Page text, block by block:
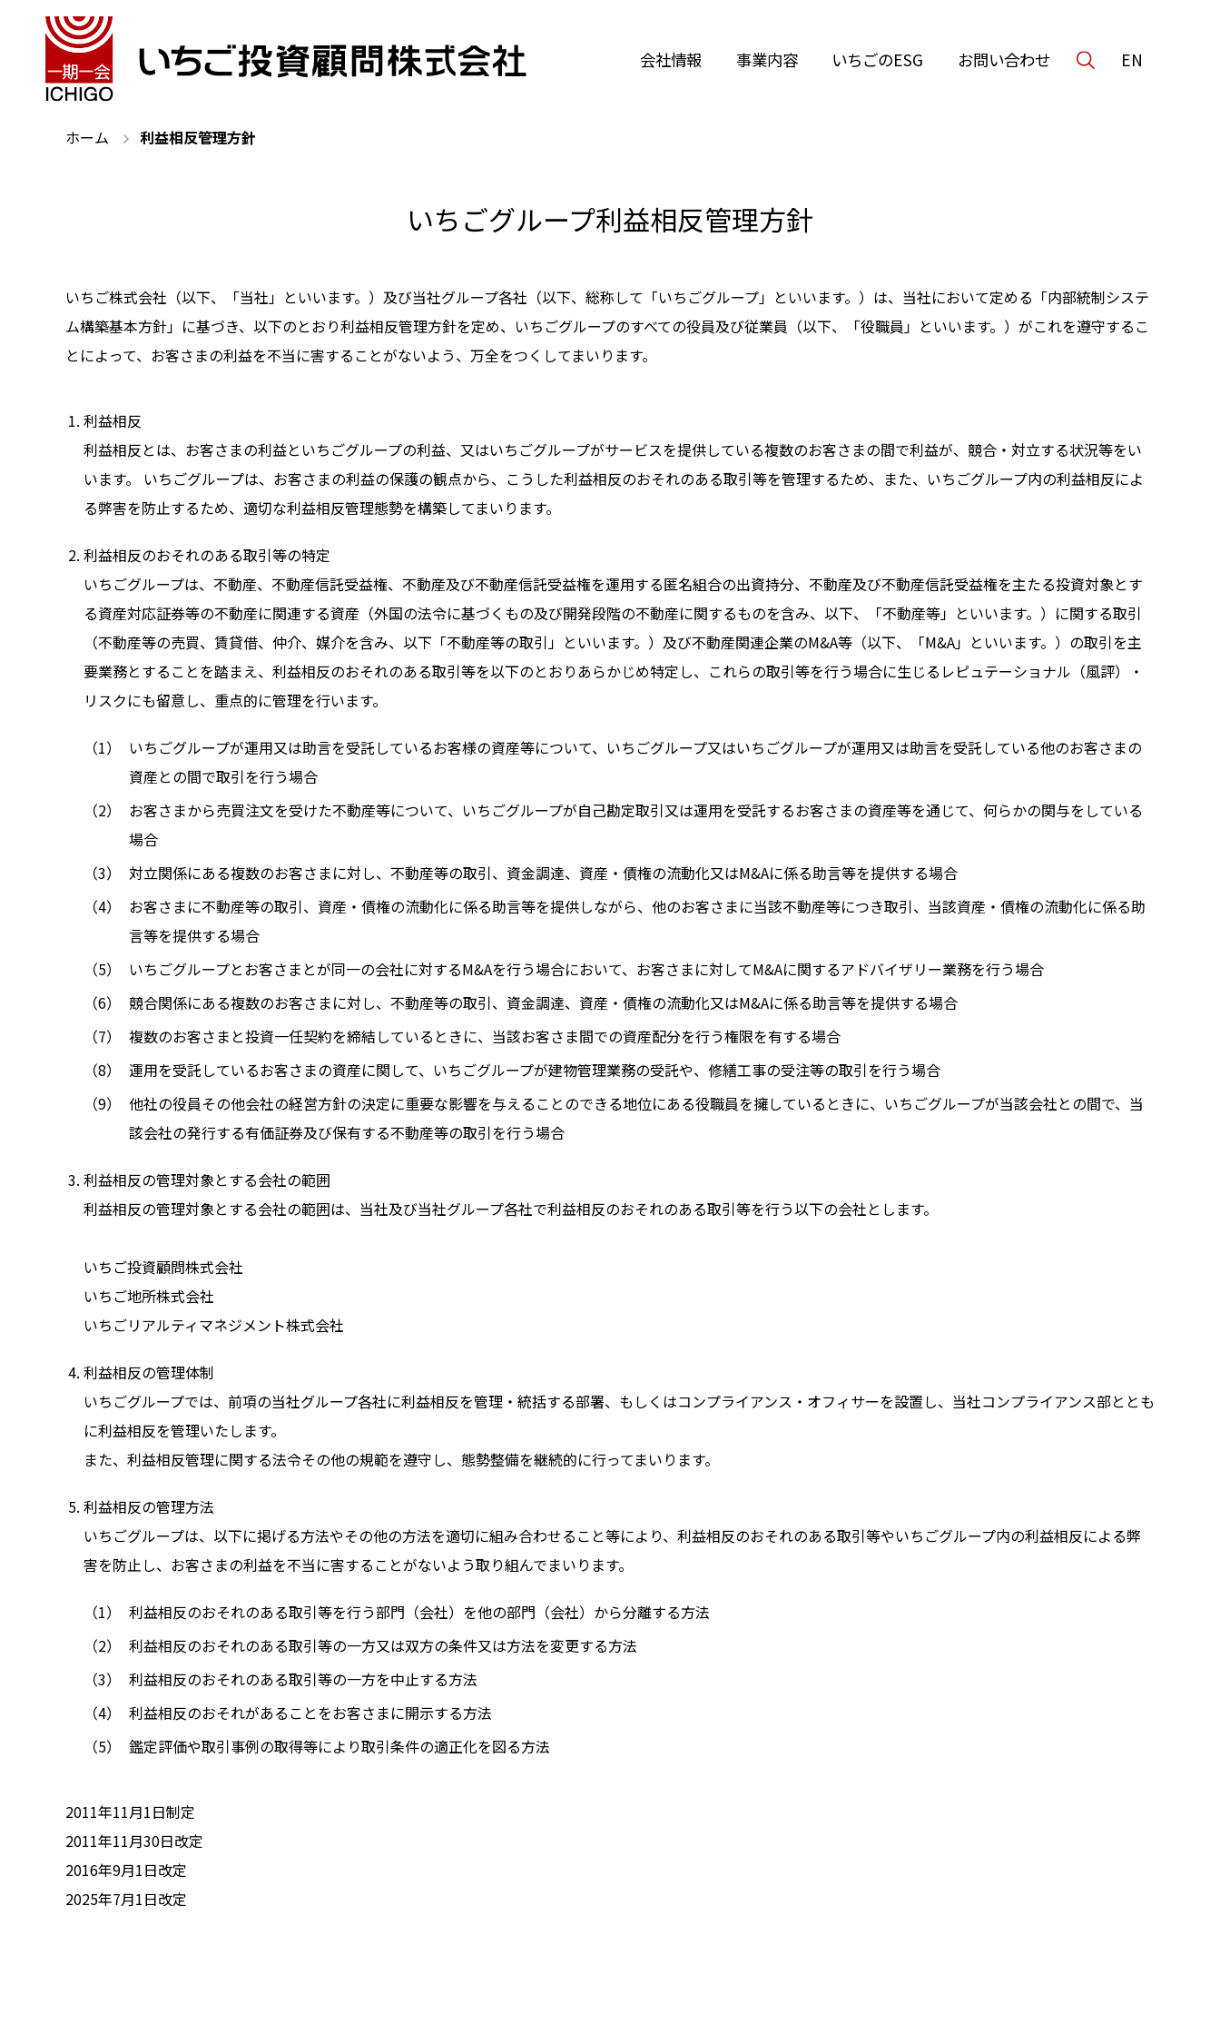
会社情報 事業内容 いちごのESG お問い合わせ EN
ホーム 利益相反管理方針
いちごグループ利益相反管理方針
いちご株式会社（以下、「当社」といいます。）及び当社グループ各社（以下、総称して「いちごグループ」といいます。）は、当社において定める「内部統制システ
ム構築基本方針」に基づき、以下のとおり利益相反管理方針を定め、いちごグループのすべての役員及び従業員（以下、「役職員」といいます。）がこれを遵守するこ
とによって、お客さまの利益を不当に害することがないよう、万全をつくしてまいります。
利益相反
利益相反とは、お客さまの利益といちごグループの利益、又はいちごグループがサービスを提供している複数のお客さまの間で利益が、競合・対立する状況等をい
います。 いちごグループは、お客さまの利益の保護の観点から、こうした利益相反のおそれのある取引等を管理するため、また、いちごグループ内の利益相反によ
る弊害を防止するため、適切な利益相反管理態勢を構築してまいります。
利益相反のおそれのある取引等の特定
いちごグループは、不動産、不動産信託受益権、不動産及び不動産信託受益権を運用する匿名組合の出資持分、不動産及び不動産信託受益権を主たる投資対象とす
る資産対応証券等の不動産に関連する資産（外国の法令に基づくもの及び開発段階の不動産に関するものを含み、以下、「不動産等」といいます。）に関する取引
（不動産等の売買、賃貸借、仲介、媒介を含み、以下「不動産等の取引」といいます。）及び不動産関連企業のM&A等（以下、「M&A」といいます。）の取引を主
要業務とすることを踏まえ、利益相反のおそれのある取引等を以下のとおりあらかじめ特定し、これらの取引等を行う場合に生じるレピュテーショナル（風評）・
リスクにも留意し、重点的に管理を行います。
いちごグループが運用又は助言を受託しているお客様の資産等について、いちごグループ又はいちごグループが運用又は助言を受託している他のお客さまの
資産との間で取引を行う場合
お客さまから売買注文を受けた不動産等について、いちごグループが自己勘定取引又は運用を受託するお客さまの資産等を通じて、何らかの関与をしている
場合
対立関係にある複数のお客さまに対し、不動産等の取引、資金調達、資産・債権の流動化又はM&Aに係る助言等を提供する場合
お客さまに不動産等の取引、資産・債権の流動化に係る助言等を提供しながら、他のお客さまに当該不動産等につき取引、当該資産・債権の流動化に係る助
言等を提供する場合
いちごグループとお客さまとが同一の会社に対するM&Aを行う場合において、お客さまに対してM&Aに関するアドバイザリー業務を行う場合
競合関係にある複数のお客さまに対し、不動産等の取引、資金調達、資産・債権の流動化又はM&Aに係る助言等を提供する場合
複数のお客さまと投資一任契約を締結しているときに、当該お客さま間での資産配分を行う権限を有する場合
運用を受託しているお客さまの資産に関して、いちごグループが建物管理業務の受託や、修繕工事の受注等の取引を行う場合
他社の役員その他会社の経営方針の決定に重要な影響を与えることのできる地位にある役職員を擁しているときに、いちごグループが当該会社との間で、当
該会社の発行する有価証券及び保有する不動産等の取引を行う場合
利益相反の管理対象とする会社の範囲
利益相反の管理対象とする会社の範囲は、当社及び当社グループ各社で利益相反のおそれのある取引等を行う以下の会社とします。
いちご投資顧問株式会社
いちご地所株式会社
いちごリアルティマネジメント株式会社
利益相反の管理体制
いちごグループでは、前項の当社グループ各社に利益相反を管理・統括する部署、もしくはコンプライアンス・オフィサーを設置し、当社コンプライアンス部ととも
に利益相反を管理いたします。
また、利益相反管理に関する法令その他の規範を遵守し、態勢整備を継続的に行ってまいります。
利益相反の管理方法
いちごグループは、以下に掲げる方法やその他の方法を適切に組み合わせること等により、利益相反のおそれのある取引等やいちごグループ内の利益相反による弊
害を防止し、お客さまの利益を不当に害することがないよう取り組んでまいります。
利益相反のおそれのある取引等を行う部門（会社）を他の部門（会社）から分離する方法
利益相反のおそれのある取引等の一方又は双方の条件又は方法を変更する方法
利益相反のおそれのある取引等の一方を中止する方法
利益相反のおそれがあることをお客さまに開示する方法
鑑定評価や取引事例の取得等により取引条件の適正化を図る方法
2011年11月1日制定
2011年11月30日改定
2016年9月1日改定
2025年7月1日改定